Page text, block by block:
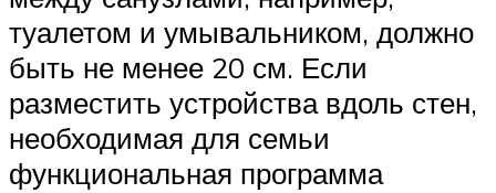
туалетом и умывальником, должно
быть не менее 20 см. Если
разместить устройства вдоль стен,
необходимая для семьи
функциональная программа